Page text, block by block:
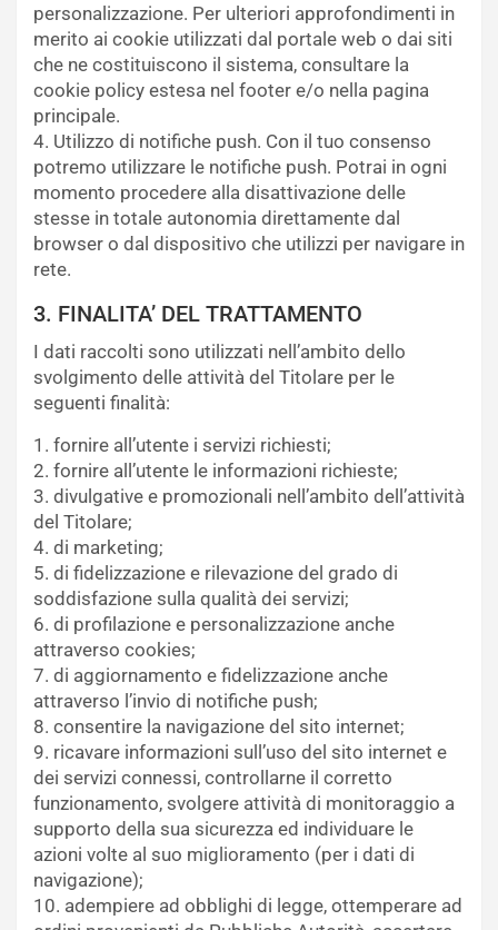
personalizzazione. Per ulteriori approfondimenti in
merito ai cookie utilizzati dal portale web o dai siti
che ne costituiscono il sistema, consultare la
cookie policy estesa nel footer e/o nella pagina
principale.
4. Utilizzo di notifiche push. Con il tuo consenso
potremo utilizzare le notifiche push. Potrai in ogni
momento procedere alla disattivazione delle
stesse in totale autonomia direttamente dal
browser o dal dispositivo che utilizzi per navigare in
rete.
3. FINALITA’ DEL TRATTAMENTO
I dati raccolti sono utilizzati nell’ambito dello
svolgimento delle attività del Titolare per le
seguenti finalità:
1. fornire all’utente i servizi richiesti;
2. fornire all’utente le informazioni richieste;
3. divulgative e promozionali nell’ambito dell’attività
del Titolare;
4. di marketing;
5. di fidelizzazione e rilevazione del grado di
soddisfazione sulla qualità dei servizi;
6. di profilazione e personalizzazione anche
attraverso cookies;
7. di aggiornamento e fidelizzazione anche
attraverso l’invio di notifiche push;
8. consentire la navigazione del sito internet;
9. ricavare informazioni sull’uso del sito internet e
dei servizi connessi, controllarne il corretto
funzionamento, svolgere attività di monitoraggio a
supporto della sua sicurezza ed individuare le
azioni volte al suo miglioramento (per i dati di
navigazione);
10. adempiere ad obblighi di legge, ottemperare ad